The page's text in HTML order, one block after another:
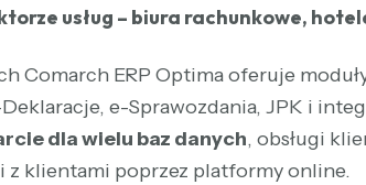
usług – biura rachunkowe,
Comarch ERP Optimaoferuje
e-Sprawozdania, JPK i
dla wielu baz danych, obsługi
z klientami poprzez platformy online.